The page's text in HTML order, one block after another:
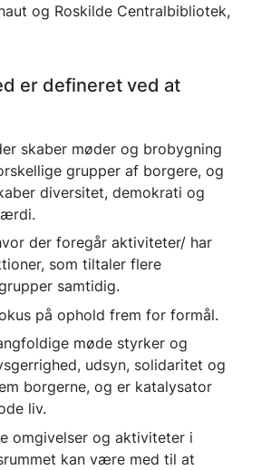
og Roskilde Centralbibliotek,
er defineret ved at
skaber møder og brobygning
grupper af borgere, og
diversitet, demokrati og
der foregår aktiviteter/ har
som tiltaler flere
samtidig.
på ophold frem for formål.
møde styrker og
udsyn, solidaritet og
borgerne, og er katalysator
liv.
omgivelser og aktiviteter i
kan være med til at